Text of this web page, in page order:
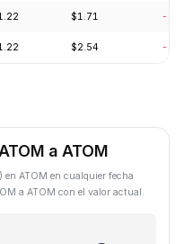
$1.71 -
$2.54 -
a ATOM
ATOM en cualquier fecha
a ATOM con el valor actual.